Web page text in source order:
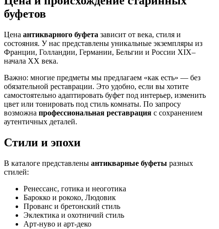
буфетов
Цена антикварного буфета зависит от века, стиля и
состояния. У нас представлены уникальные экземпляры из
Франции, Голландии, Германии, Бельгии и России XIX–
начала XX века.
Важно: многие предметы мы предлагаем «как есть» — без
обязательной реставрации. Это удобно, если вы хотите
самостоятельно адаптировать буфет под интерьер, изменить
цвет или тонировать под стиль комнаты. По запросу
возможна профессиональная реставрация с сохранением
аутентичных деталей.
Стили и эпохи
В каталоге представлены антикварные буфеты разных
стилей:
Ренессанс, готика и неоготика
Барокко и рококо, Людовик
Прованс и бретонский стиль
Эклектика и охотничий стиль
Арт-нуво и арт-деко